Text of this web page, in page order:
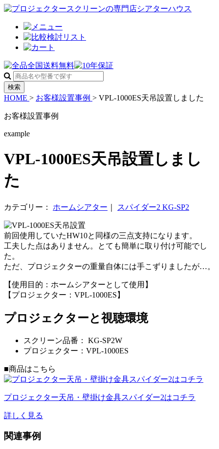
検索
HOME > お客様設置事例 > VPL-1000ES天吊設置しました
お客様設置事例
example
VPL-1000ES天吊設置しまし
た
カテゴリー： ホームシアター スパイダー2 KG-SP2
前回使用していたHW10と同様の三点支持になります。
工夫した点はありません。とても簡単に取り付け可能でし
た。
ただ、プロジェクターの重量自体には手こずりましたが…。
【使用目的：ホームシアターとして使用】
【プロジェクター：VPL-1000ES】
プロジェクターと視聴環境
スクリーン品番： KG-SP2W
プロジェクター：VPL-1000ES
■商品はこちら
プロジェクター天吊・壁掛け金具スパイダー2はコチラ
詳しく見る
関連事例